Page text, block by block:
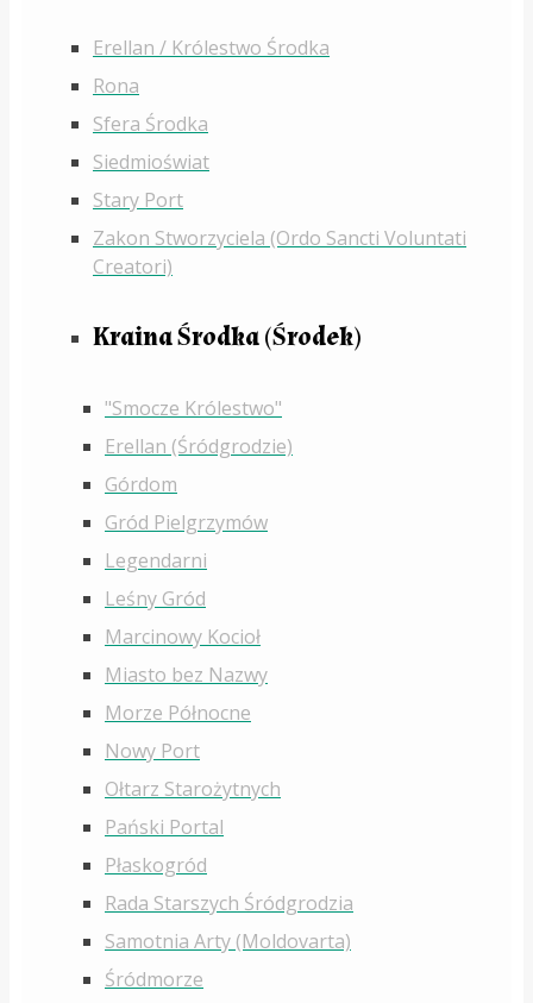
Erellan / Królestwo Środka
Rona
Sfera Środka
Siedmioświat
Stary Port
Zakon Stworzyciela (Ordo Sancti Voluntati
Creatori)
Kraina Środka (Środek)
"Smocze Królestwo"
Erellan (Śródgrodzie)
Górdom
Gród Pielgrzymów
Legendarni
Leśny Gród
Marcinowy Kocioł
Miasto bez Nazwy
Morze Północne
Nowy Port
Ołtarz Starożytnych
Pański Portal
Płaskogród
Rada Starszych Śródgrodzia
Samotnia Arty (Moldovarta)
Śródmorze